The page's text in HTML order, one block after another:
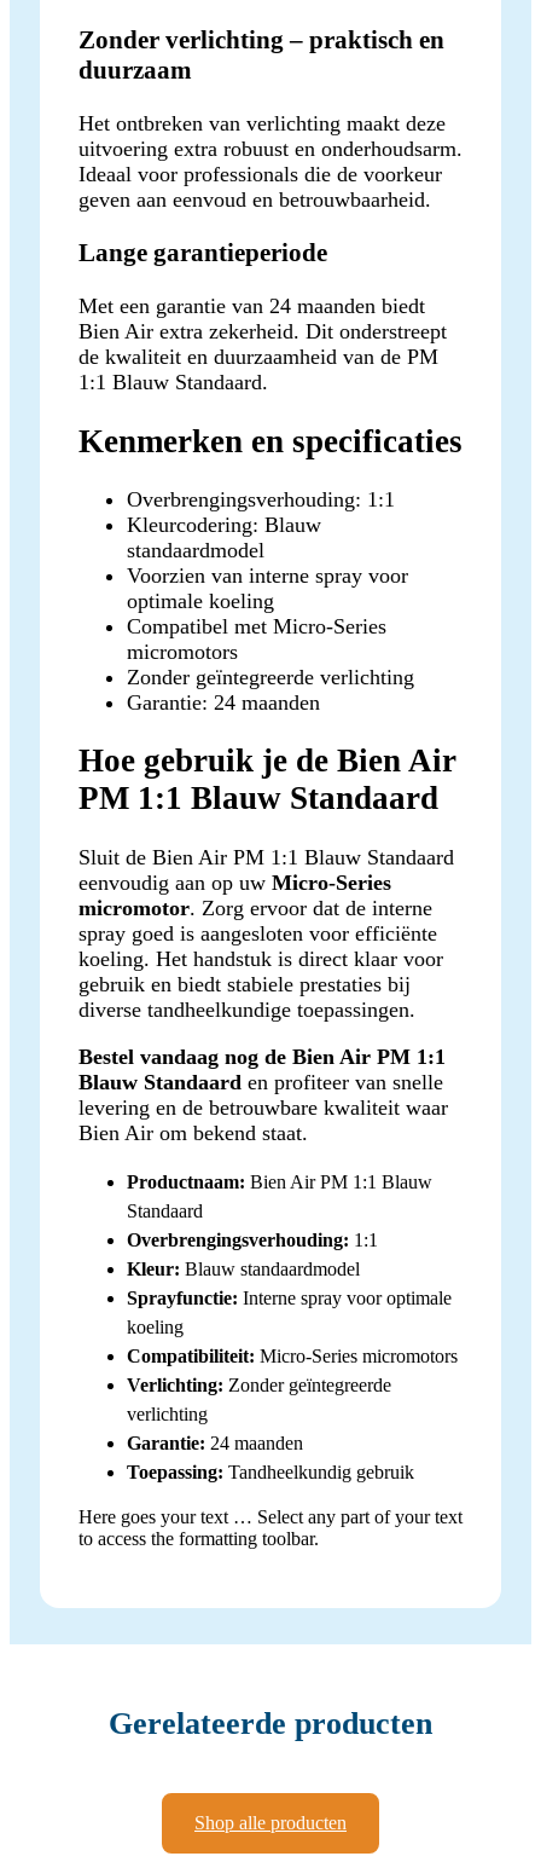
Zonder verlichting – praktisch en
duurzaam
Het ontbreken van verlichting maakt deze
uitvoering extra robuust en onderhoudsarm.
Ideaal voor professionals die de voorkeur
geven aan eenvoud en betrouwbaarheid.
Lange garantieperiode
Met een garantie van 24 maanden biedt
Bien Air extra zekerheid. Dit onderstreept
de kwaliteit en duurzaamheid van de PM
1:1 Blauw Standaard.
Kenmerken en specificaties
Overbrengingsverhouding: 1:1
Kleurcodering: Blauw
standaardmodel
Voorzien van interne spray voor
optimale koeling
Compatibel met Micro-Series
micromotors
Zonder geïntegreerde verlichting
Garantie: 24 maanden
Hoe gebruik je de Bien Air
PM 1:1 Blauw Standaard
Sluit de Bien Air PM 1:1 Blauw Standaard
eenvoudig aan op uw Micro-Series
micromotor. Zorg ervoor dat de interne
spray goed is aangesloten voor efficiënte
koeling. Het handstuk is direct klaar voor
gebruik en biedt stabiele prestaties bij
diverse tandheelkundige toepassingen.
Bestel vandaag nog de Bien Air PM 1:1
Blauw Standaard en profiteer van snelle
levering en de betrouwbare kwaliteit waar
Bien Air om bekend staat.
Productnaam: Bien Air PM 1:1 Blauw
Standaard
Overbrengingsverhouding: 1:1
Kleur: Blauw standaardmodel
Sprayfunctie: Interne spray voor optimale
koeling
Compatibiliteit: Micro-Series micromotors
Verlichting: Zonder geïntegreerde
verlichting
Garantie: 24 maanden
Toepassing: Tandheelkundig gebruik
Here goes your text … Select any part of your text
to access the formatting toolbar.
Gerelateerde producten
Shop alle producten